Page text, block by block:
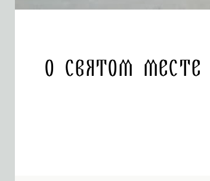
О святом месте